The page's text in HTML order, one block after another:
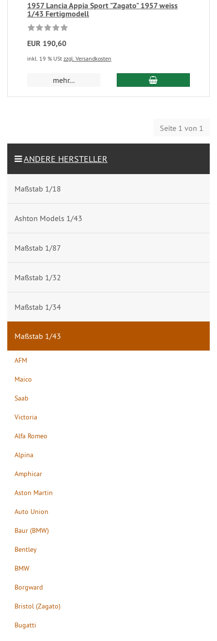
1957 Lancia Appia Sport "Zagato" 1957 weiss
1/43 Fertigmodell
EUR 190,60
inkl. 19 % USt zzgl. Versandkosten
mehr...
Seite 1 von 1
ANDERE HERSTELLER
Maßstab 1/18
Ashton Models 1/43
Maßstab 1/87
Maßstab 1/32
Maßstab 1/34
Maßstab 1/43
AFM
Maico
Saab
Victoria
Alfa Romeo
Alpina
Amphicar
Aston Martin
Auto Union
Baur (BMW)
Bentley
BMW
Borgward
Bristol (Zagato)
Bugatti